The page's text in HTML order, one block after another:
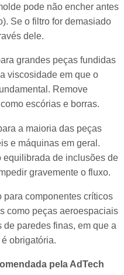
pode não encher antes
Se o filtro for demasiado
dele.
grandes peças fundidas
viscosidade em que o
Remove
escórias e borras.
a maioria das peças
e máquinas em geral.
equilibrada de inclusões de
gravemente o fluxo.
para componentes críticos
como peças aeroespaciais
paredes finas, em que a
obrigatória.
pela AdTech